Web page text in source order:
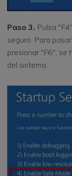
Paso 3. Pulsa
seguro. Para
presionar "F6", se
del sistema.